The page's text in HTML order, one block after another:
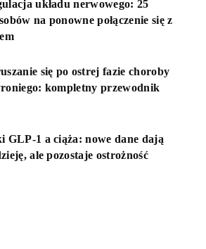
układu nerwowego: 25
na ponowne połączenie się z
się po ostrej fazie choroby
kompletny przewodnik
GLP-1 a ciąża: nowe dane dają
ale pozostaje ostrożność